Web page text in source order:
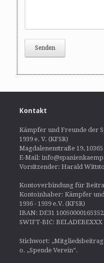
Kontakt
Kämpfer und Freunde der
1939 e. V. (KFSR)
Magdalenenstraße 19,
E-Mail:
Vorsitzender: Harald
Kontoverbindung für
Kontoinhaber: Kämpfer
1936 - 1939 e.V. (KFSR)
IBAN: DE31
SWIFT-BIC: BELADEBEXXX
Stichwort:
o. „Spende Verein“.